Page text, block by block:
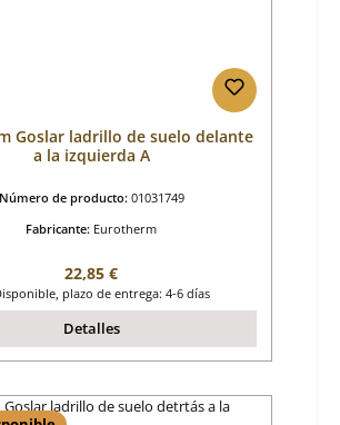
Goslar ladrillo de suelo delante
a la izquierda A
Número de producto: 01031749
Fabricante: Eurotherm
Precio normal:
22,85 €
plazo de entrega: 4-6 días
Detalles